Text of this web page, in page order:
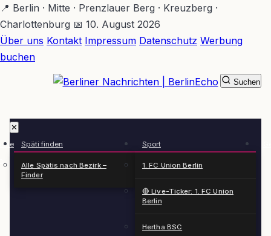
Zum
Hauptinhalt
springen
📍 Berlin · Mitte · Prenzlauer Berg · Kreuzberg ·
Charlottenburg 📅 10. August 2026
Über uns Kontakt Impressum Datenschutz Werbung
buchen
✕
Späti finden
Alle Spätis nach Bezirk –
Finder
Sport
1. FC Union Berlin
🔴 Live-Ticker: 1. FC Union
Berlin
Hertha BSC
Suchen